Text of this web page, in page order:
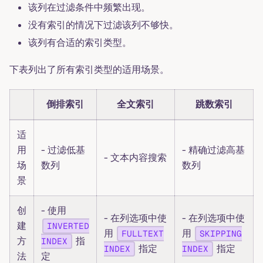
该列在过滤条件中频繁出现。
没有索引的情况下过滤该列不够快。
该列有合适的索引类型。
下表列出了所有索引类型的适用场景。
倒排索引 全文索引 跳数索引
适
用
场
景
- 过滤低基
数列
- 文本内容搜索
- 精确过滤高基
数列
创
建
方
法
- 使用
INVERTED
INDEX
指
定
- 在列选项中使
用
FULLTEXT
INDEX
指定
- 在列选项中使
用
SKIPPING
INDEX
指定